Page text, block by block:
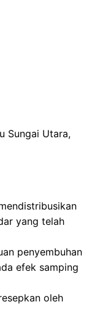
Sungai Utara,
yang telah
penyembuhan
efek samping
oleh